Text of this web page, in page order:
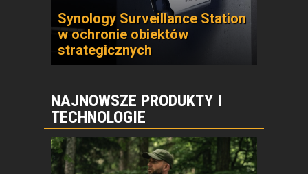
Synology Surveillance Station
w ochronie obiektów
strategicznych
NAJNOWSZE PRODUKTY I
TECHNOLOGIE